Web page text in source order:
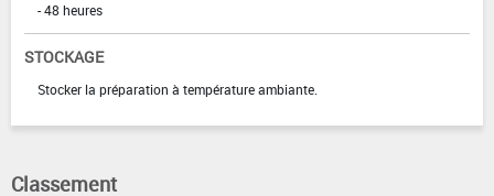
- 48 heures
STOCKAGE
Stocker la préparation à température ambiante.
Classement